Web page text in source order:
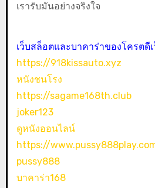
เรารับมันอย่างจริงใจ
เว็บสล็อตและบาคาร่าของโครตดี
https://918kissauto.xyz
หนังชนโรง
https://sagame168th.club
joker123
ดูหนังออนไลน์
https://
pussy888
บาคาร่า168